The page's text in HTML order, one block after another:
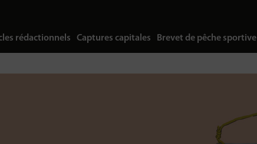
rédactionnels Captures capitales Brevet de pêche sportive